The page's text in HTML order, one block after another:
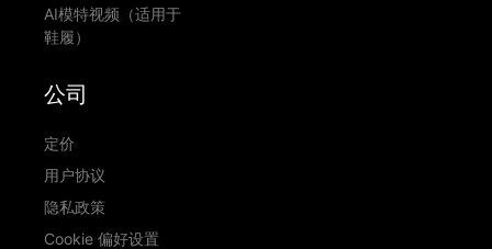
AI模特视频（适用于
鞋履）
公司
定价
用户协议
隐私政策
Cookie 偏好设置